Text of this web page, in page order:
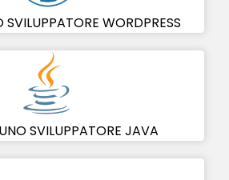
SVILUPPATORE WORDPRESS
SVILUPPATORE JAVA